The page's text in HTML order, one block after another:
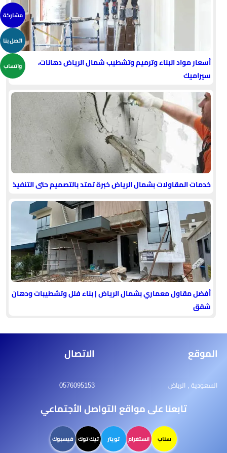
أسعار مواد البناء وترميم وتشطيب شمال الرياض دهانات،
سيراميك
خدمات المقاولات بشمال الرياض خبرة تمتد بالتصميم حتى التنفيذ
أفضل مقاول معماري بشمال الرياض | بناء فلل وتشطيبات ودهان
شقق
الموقع الاتصال
السعودية , الرياض 0576095153
تابعنا على مواقع التواصل الأجتماعي
سناب انستغرام تويتر تيك توك فيسبوك
مشاركة
اتصل بنا
واتساب